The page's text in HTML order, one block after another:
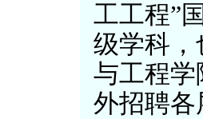
工工程”
级学科，
与工程
外招聘各